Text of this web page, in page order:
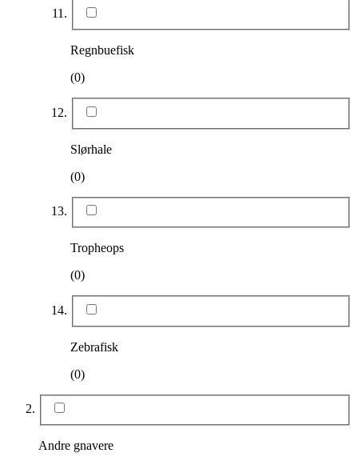
Regnbuefisk
(0)
Slørhale
(0)
Tropheops
(0)
Zebrafisk
(0)
Andre gnavere